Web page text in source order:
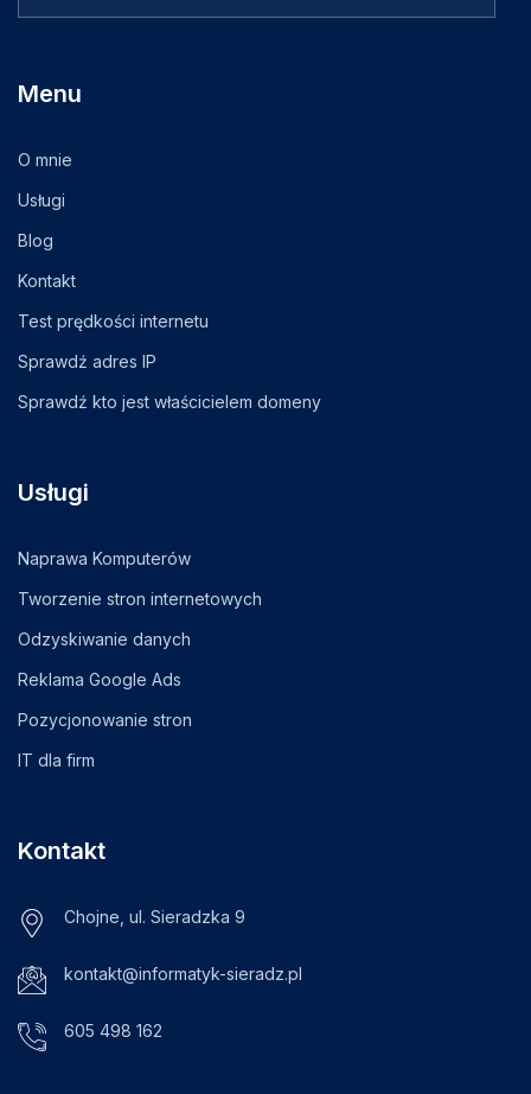
Menu
O mnie
Usługi
Blog
Kontakt
Test prędkości internetu
Sprawdź adres IP
Sprawdź kto jest właścicielem domeny
Usługi
Naprawa Komputerów
Tworzenie stron internetowych
Odzyskiwanie danych
Reklama Google Ads
Pozycjonowanie stron
IT dla firm
Kontakt
Chojne, ul. Sieradzka 9
kontakt@informatyk-sieradz.pl
605 498 162